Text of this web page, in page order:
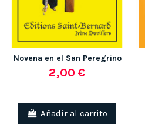
Novena en el San Peregrino
2,00 €
Añadir al carrito